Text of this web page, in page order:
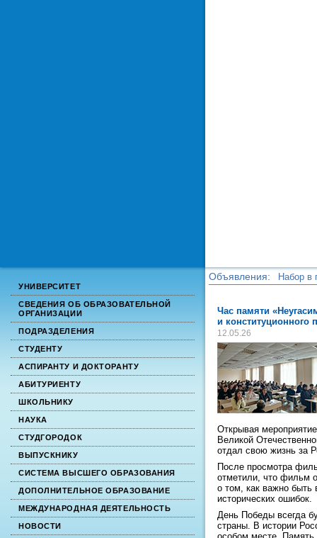
УНИВЕРСИТЕТ
СВЕДЕНИЯ ОБ ОБРАЗОВАТЕЛЬНОЙ
ОРГАНИЗАЦИИ
ПОДРАЗДЕЛЕНИЯ
СТУДЕНТУ
АСПИРАНТУ И ДОКТОРАНТУ
АБИТУРИЕНТУ
ШКОЛЬНИКУ
НАУКА
СТУДГОРОДОК
ВЫПУСКНИКУ
СИСТЕМА ВЫСШЕГО ОБРАЗОВАНИЯ
ДОПОЛНИТЕЛЬНОЕ ОБРАЗОВАНИЕ
МЕЖДУНАРОДНАЯ ДЕЯТЕЛЬНОСТЬ
НОВОСТИ
Объявления:
Набор в
Час памяти
и конституционного
12.05.26
Открывая
Великой
отдал свою жизнь за
После просмотра
отметили, что фильм
о том, как важно быть
исторических ошибок.
День Победы всегда
страны. В истории